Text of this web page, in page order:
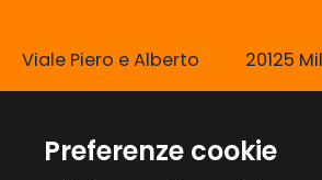
Preferenze cookie
Viale Piero e Alberto
Pirelli, 10
20125